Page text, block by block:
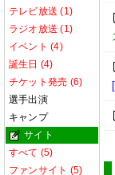
テレビ放送 (1)
ラジオ放送 (1)
イベント (4)
誕生日 (4)
チケット発売 (6)
選手出演
キャンプ
サイト
すべて (5)
ファンサイト (5)